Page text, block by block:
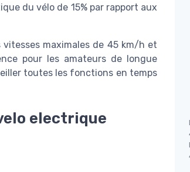
du vélo de 15% par rapport aux
maximales de 45 km/h et
pour les amateurs de longue
toutes les fonctions en temps
electrique